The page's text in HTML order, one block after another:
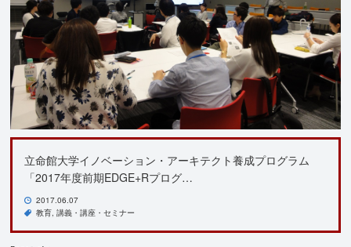
立命館大学イノベーション・アーキテクト養成プログラム
「2017年度前期EDGE+Rプログ…
2017.06.07
教育 講義・講座・セミナー